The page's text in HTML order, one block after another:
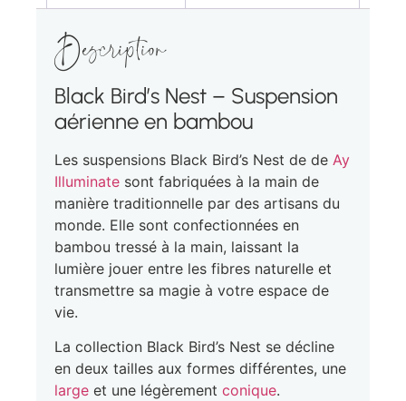
Description
Black Bird’s Nest – Suspension
aérienne en bambou
Les suspensions Black Bird’s Nest de de Ay
Illuminate sont fabriquées à la main de
manière traditionnelle par des artisans du
monde. Elle sont confectionnées en
bambou tressé à la main, laissant la
lumière jouer entre les fibres naturelle et
transmettre sa magie à votre espace de
vie.
La collection Black Bird’s Nest se décline
en deux tailles aux formes différentes, une
large et une légèrement conique.